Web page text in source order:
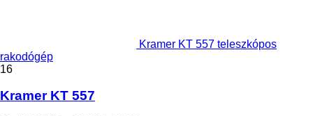
Kramer KT 557 teleszkópos
rakodógép
16
Kramer KT 557